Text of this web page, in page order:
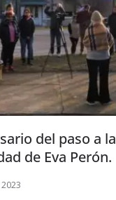
del paso a la
de Eva Perón.